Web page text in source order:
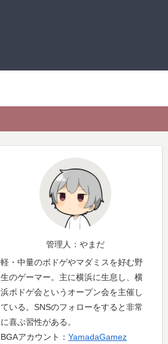
管理人：やまだ
軽・中量のボドゲやマダミスを好む野
生のゲーマー。主に横浜に生息し、横
浜ボドゲ会というオープン会を主催し
ている。SNSのフォローをすると非常
に喜ぶ習性がある。
BGAアカウント： YamadaGamez